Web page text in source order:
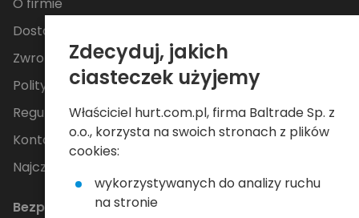
Dostawa
Zwroty i reklamacje
Polityka Prywatności
Regulamin
Kontakt
Najczęściej zadawane pytania
Bezpieczne płatności
Zdecyduj, jakich
ciasteczek użyjemy
Właściciel hurt.com.pl, firma Baltrade Sp. z
o.o., korzysta na swoich stronach z plików
cookies:
wykorzystywanych do analizy ruchu
na stronie